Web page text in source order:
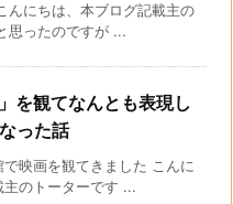
んにちは、本ブログ記載主の
思ったのですが ...
を観てなんとも表現し
った話
映画を観てきました こんに
のトーターです ...